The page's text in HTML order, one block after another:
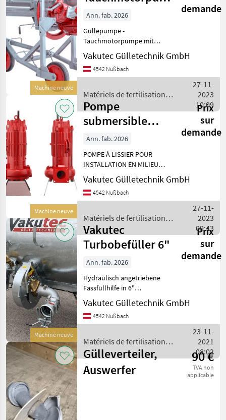
Machine neuve
VAT - fahrbar
demande
Ann. fab. 2026
Güllepumpe -
Tauchmotorpumpe mit
Schnecken-Reisswerk -
fahrbare Ausführung für
Entnahme aus mehrere
Rühren und Fassfüllen
Verschiedene Leis
Vakutec Gülletechnik GmbH
4542 Nußbach
Matériels de fertilisation
et irrigation / Vakutec
27-11-
2023
10:09
Machine neuve
Pompe
submersible
Vakutec AT
Prix
sur
demande
Ann. fab. 2026
POMPE À LISSIER POUR
INSTALLATION EN MILIEU
HUMIDE • Pompe
submersible pour
fonctionnement continu •
thermocontacts intégrés •
Sonde d'étanchéit
Vakutec Gülletechnik GmbH
4542 Nußbach
Matériels de fertilisation
et irrigation / Vakutec
27-11-
2023
09:43
Machine neuve
Vakutec
Turbobefüller 6"
Prix
sur
demande
Ann. fab. 2026
Hydraulisch angetriebene
Fassfüllhilfe in 6"
Ausführung für
Vakuumfässer • Schnelles
und vollständiges Füllen
vorhanden Sauganschluss -
Vakutec Gülletechnik GmbH
4542 Nußbach
Matériels de fertilisation
et irrigation / Vakutec
23-11-
2021
08:02
Gülleverteiler,
Auswerfer
90 €
TVA non
applicable